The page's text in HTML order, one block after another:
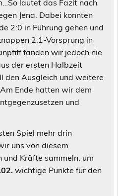
lautet das Fazit nach
Jena. Dabei konnten
2:0 in Führung gehen und
2:1-Vorsprung in
fanden wir jedoch nie
der ersten Halbzeit
den Ausgleich und weitere
Ende hatten wir dem
und
Spiel mehr drin
uns von diesem
und Kräfte sammeln, um
wichtige Punkte für den